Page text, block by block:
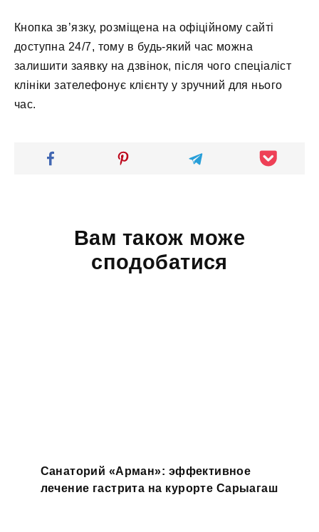
Кнопка зв’язку, розміщена на офіційному сайті
доступна 24/7, тому в будь-який час можна
залишити заявку на дзвінок, після чого спеціаліст
клініки зателефонує клієнту у зручний для нього
час.
Вам також може
сподобатися
Санаторий «Арман»: эффективное
лечение гастрита на курорте Сарыагаш